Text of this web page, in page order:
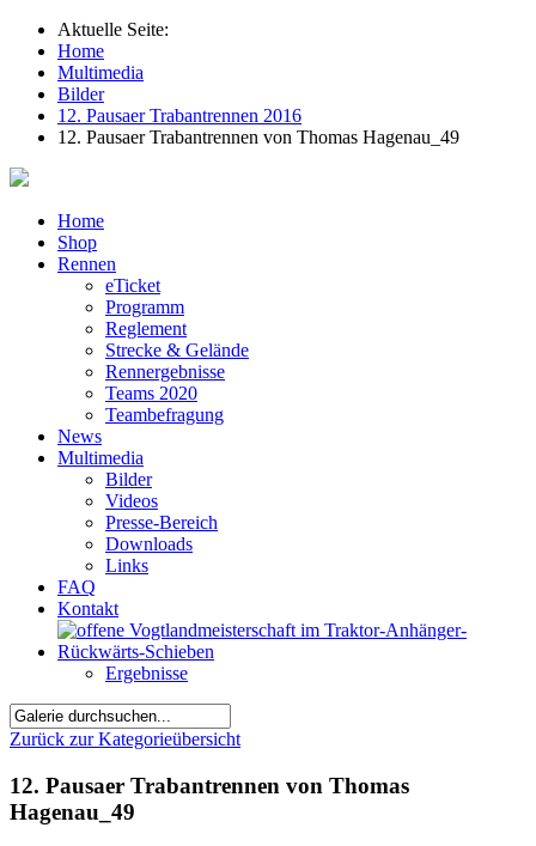
Aktuelle Seite:
Home
Multimedia
Bilder
12. Pausaer Trabantrennen 2016
12. Pausaer Trabantrennen von Thomas Hagenau_49
Home
Shop
Rennen
eTicket
Programm
Reglement
Strecke & Gelände
Rennergebnisse
Teams 2020
Teambefragung
News
Multimedia
Bilder
Videos
Presse-Bereich
Downloads
Links
FAQ
Kontakt
Ergebnisse
Zurück zur Kategorieübersicht
12. Pausaer Trabantrennen von Thomas
Hagenau_49